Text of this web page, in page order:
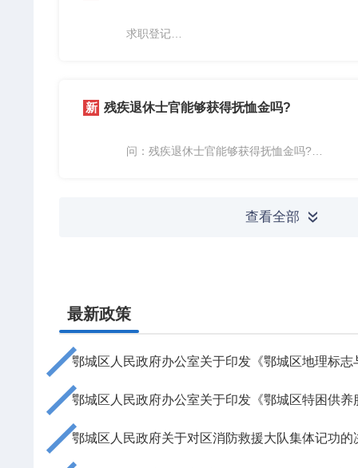
求职登记
3.填写求职登记表。
鄂城...
残疾退休士官能够获得抚恤金吗?
问：残疾退休士官能够获得抚恤金吗?
查看全部 »
最新政策
鄂城区人民政府办公室关于印发《鄂城区地理标志
鄂城区人民政府办公室关于印发《鄂城区特困供养
鄂城区人民政府关于对区消防救援大队集体记功的